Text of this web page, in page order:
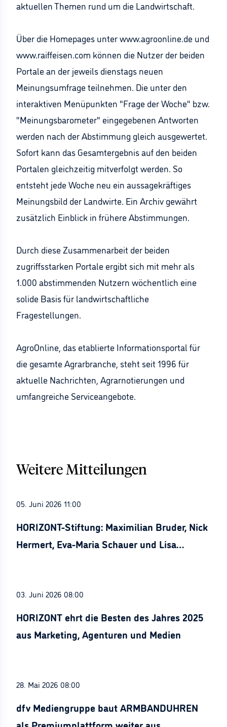
aktuellen Themen rund um die Landwirtschaft.
Über die Homepages unter www.agroonline.de und
www.raiffeisen.com können die Nutzer der beiden
Portale an der jeweils dienstags neuen
Meinungsumfrage teilnehmen. Die unter den
interaktiven Menüpunkten "Frage der Woche" bzw.
"Meinungsbarometer" eingegebenen Antworten
werden nach der Abstimmung gleich ausgewertet.
Sofort kann das Gesamtergebnis auf den beiden
Portalen gleichzeitig mitverfolgt werden. So
entsteht jede Woche neu ein aussagekräftiges
Meinungsbild der Landwirte. Ein Archiv gewährt
zusätzlich Einblick in frühere Abstimmungen.
Durch diese Zusammenarbeit der beiden
zugriffsstarken Portale ergibt sich mit mehr als
1.000 abstimmenden Nutzern wöchentlich eine
solide Basis für landwirtschaftliche
Fragestellungen.
AgroOnline, das etablierte Informationsportal für
die gesamte Agrarbranche, steht seit 1996 für
aktuelle Nachrichten, Agrarnotierungen und
umfangreiche Serviceangebote.
Weitere Mitteilungen
05. Juni 2026 11:00
HORIZONT-Stiftung: Maximilian Bruder, Nick
Hermert, Eva-Maria Schauer und Lisa
03. Juni 2026 08:00
HORIZONT ehrt die Besten des Jahres 2025
aus Marketing, Agenturen und Medien
28. Mai 2026 08:00
dfv Mediengruppe baut ARMBANDUHREN